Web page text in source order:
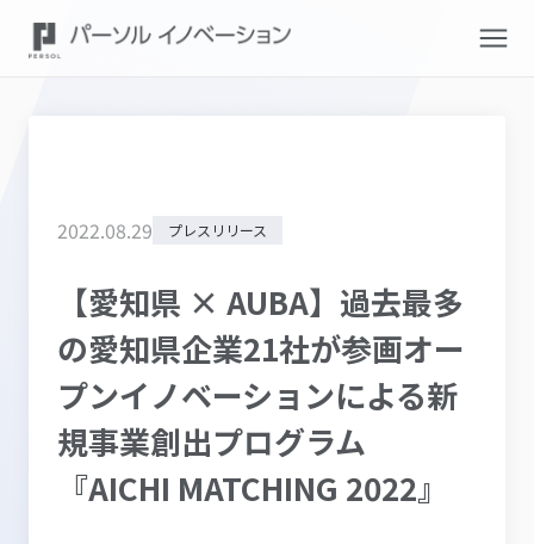
2022.08.29 プレスリリース
【愛知県 × AUBA】過去最多
の愛知県企業21社が参画オー
プンイノベーションによる新
規事業創出プログラム
『AICHI MATCHING 2022』